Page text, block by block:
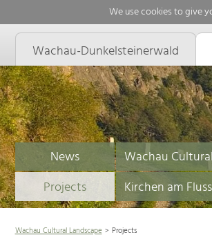
We use cookies to give
Wachau-Dunkelsteinerwald
News Wachau
Projects
Kirchen am Fluss
Wachau Cultural Landscape Projects